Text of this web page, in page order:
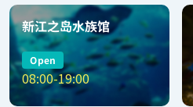
新江之岛水族馆
Open
08:00-19:00